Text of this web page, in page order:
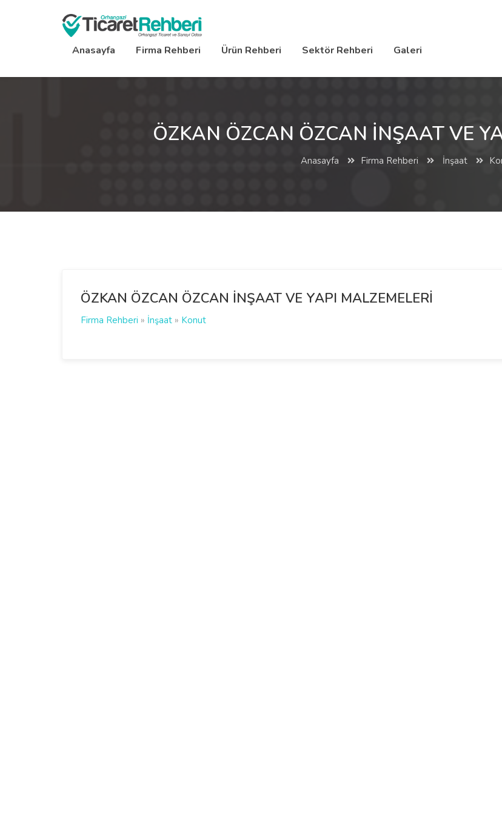
Anasayfa Firma Rehberi Ürün Rehberi Sektör Rehberi Galeri
ÖZKAN ÖZCAN ÖZCAN İNŞAAT VE
Anasayfa Firma Rehberi İnşaat
ÖZKAN ÖZCAN ÖZCAN İNŞAAT VE YAPI MALZEMELERİ
Firma Rehberi » İnşaat » Konut